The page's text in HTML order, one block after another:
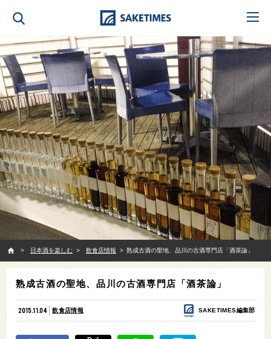
日本酒を楽しむ
飲食店情報 熟成古酒の聖地、品川の古酒専門店「酒茶論」
熟成古酒の聖地、品川の古酒専門店「酒茶論」
2015.11.04 飲食店情報 SAKETIMES編集部